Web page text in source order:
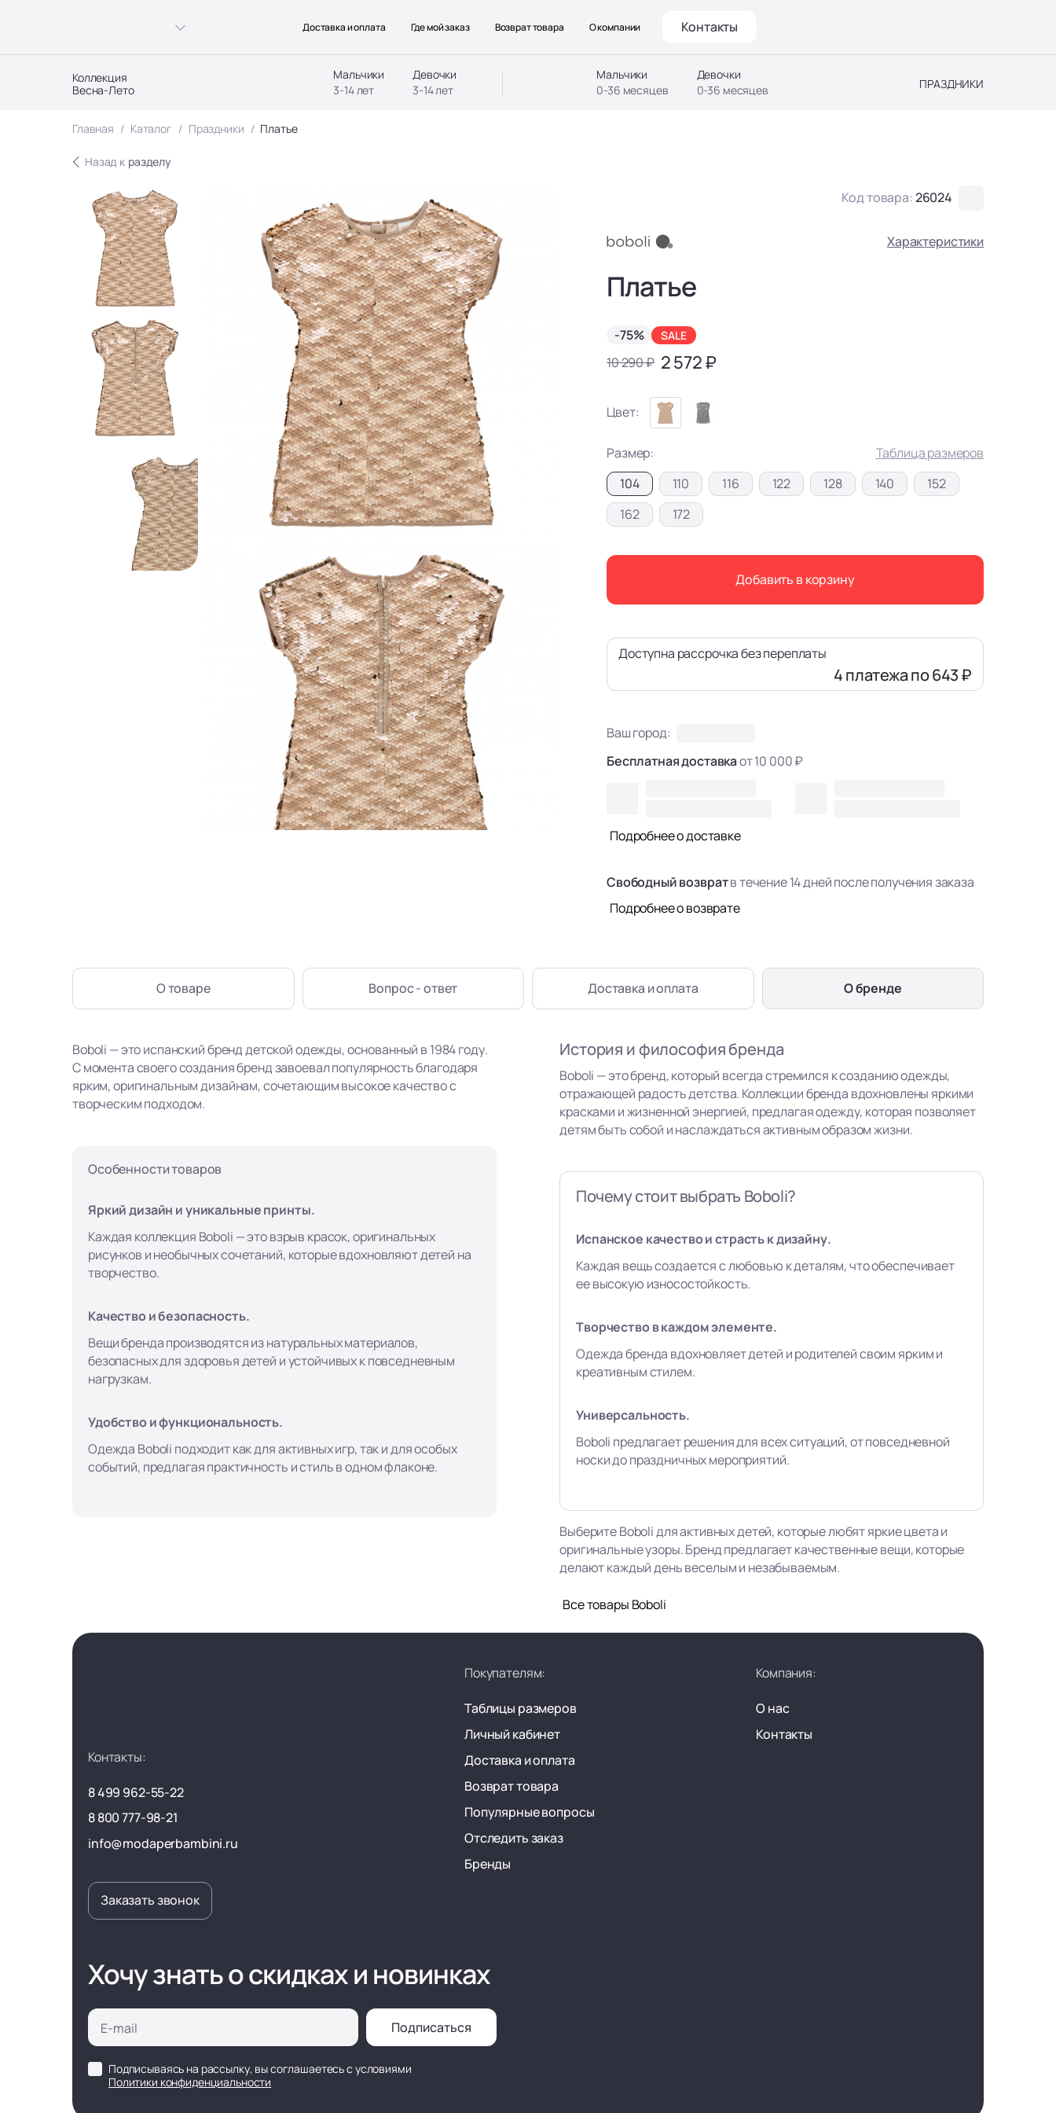
Коллекция
Весна-Лето
Мальчики
3-14 лет
Девочки
3-14 лет
Мальчики
0-36 месяцев
Девочки
0-36 месяцев
ПРАЗДНИКИ
Доставка и оплата Где мой заказ Возврат товара О компании Контакты
Главная Каталог Праздники Платье
Назад к разделу
Код товара:26024
Характеристики
Платье
-75% SALE
10 290 ₽ 2 572 ₽
Цвет:
Размер:
Таблица размеров
104
110 116 122 128 140
152
162
172
Добавить в корзину
Доступна рассрочка без переплаты
4 платежапо 643 ₽
Ваш город:
Бесплатная доставкаот 10 000 ₽
Подробнее о доставке
Свободный возвратв течение 14 дней после получения заказа
Подробнее о возврате
О товаре Вопрос - ответ Доставка и оплата О бренде
Boboli — это испанский бренд детской одежды, основанный в 1984 году.
С момента своего создания бренд завоевал популярность благодаря
ярким, оригинальным дизайнам, сочетающим высокое качество с
творческим подходом.
Особенности товаров
Яркий дизайн и уникальные принты.
Каждая коллекция Boboli — это взрыв красок, оригинальных
рисунков и необычных сочетаний, которые вдохновляют детей на
творчество.
Качество и безопасность.
Вещи бренда производятся из натуральных материалов,
безопасных для здоровья детей и устойчивых к повседневным
нагрузкам.
Удобство и функциональность.
Одежда Boboli подходит как для активных игр, так и для особых
событий, предлагая практичность и стиль в одном флаконе.
История и философия бренда
Boboli — это бренд, который всегда стремился к созданию одежды,
отражающей радость детства. Коллекции бренда вдохновлены яркими
красками и жизненной энергией, предлагая одежду, которая позволяет
детям быть собой и наслаждаться активным образом жизни.
Почему стоит выбрать Boboli?
Испанское качество и страсть к дизайну.
Каждая вещь создается с любовью к деталям, что обеспечивает
ее высокую износостойкость.
Творчество в каждом элементе.
Одежда бренда вдохновляет детей и родителей своим ярким и
креативным стилем.
Универсальность.
Boboli предлагает решения для всех ситуаций, от повседневной
носки до праздничных мероприятий.
Выберите Boboli для активных детей, которые любят яркие цвета и
оригинальные узоры. Бренд предлагает качественные вещи, которые
делают каждый день веселым и незабываемым.
Все товары Boboli
Контакты:
8 499 962-55-22
8 800 777-98-21
info@modaperbambini.ru
Заказать звонок
Покупателям:
Таблицы размеров
Личный кабинет
Доставка и оплата
Возврат товара
Популярные вопросы
Отследить заказ
Бренды
Компания:
О нас
Контакты
Хочу знать о скидках и новинках
Подписаться
Подписываясь на рассылку, вы соглашаетесь с условиями
Политики конфиденциальности